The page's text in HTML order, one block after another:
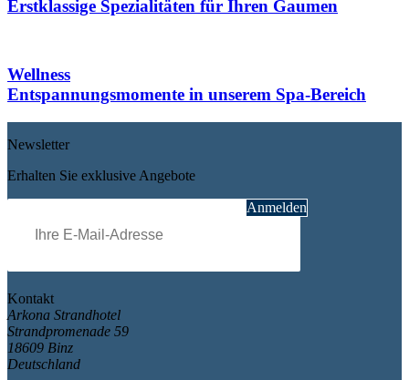
Erstklassige Spezialitäten für Ihren Gaumen
Entspannungsmomente in unserem Spa-Bereich
Wellness
Newsletter
Erhalten Sie exklusive Angebote
Anmelden
Kontakt
Arkona Strandhotel
Strandpromenade 59
18609 Binz
Deutschland